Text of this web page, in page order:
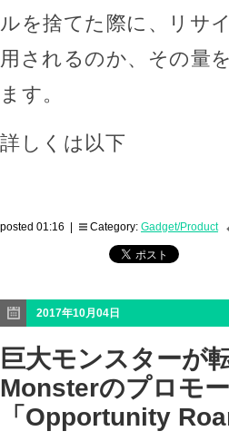
ルを捨てた際に、リサ
用されるのか、その量
ます。
詳しくは以下
posted 01:16 | Category: Gadget/Product
2017年10月04日
巨大モンスターが
Monsterのプロモ
「Opportunity